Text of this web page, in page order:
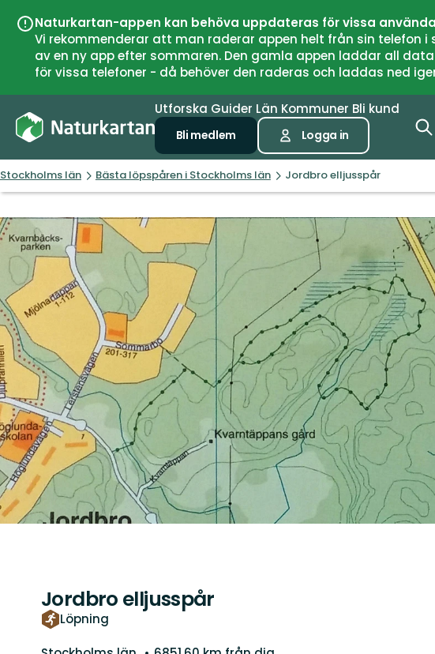
Naturkartan-appen kan behöva uppdateras för vissa
Vi rekommenderar att man raderar appen helt från sin telefon
av en ny app efter sommaren. Den gamla appen laddar all
för vissa telefoner - då behöver den raderas och laddas ned
Utforska Guider Län Kommuner Bli kund
Bli medlem Logga in
Stockholms län Bästa löpspåren i Stockholms län Jordbro elljusspår
Jordbro elljusspår
Löpning